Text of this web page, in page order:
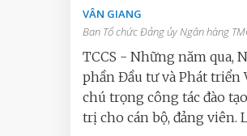
VÂN GIANG
Ban Tổ chức Đảng ủy Ngân hàng
TCCS - Những năm qua,
phần Đầu tư và Phát triển
chú trọng công tác đào
trị cho cán bộ, đảng viên.